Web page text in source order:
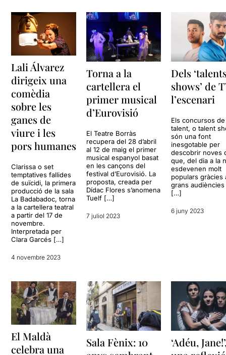
Lali Álvarez
dirigeix una
comèdia
sobre les
ganes de
viure i les
pors humanes
Clarissa o set
temptatives fallides
de suïcidi, la primera
producció de la sala
La Badabadoc, torna
a la cartellera teatral
a partir del 17 de
novembre.
Interpretada per
Clara Garcés […]
4 novembre 2023
Torna a la
cartellera el
primer musical
d’Eurovisió
El Teatre Borràs
recupera del 28 d’abril
al 12 de maig el primer
musical espanyol basat
en les cançons del
festival d’Eurovisió. La
proposta, creada per
Dídac Flores s’anomena
Tuelf […]
7 juliol 2023
Dels
shows’ de
l’escenari
Els concursos de
talent, o talent
són una font
inesgotable per
descobrir noves
que, del dia a la
esdevenen molt
populars gràcies
grans
[…]
6 juny 2023
El Maldà
celebra una
Sala Fènix: 10
‘Adéu,